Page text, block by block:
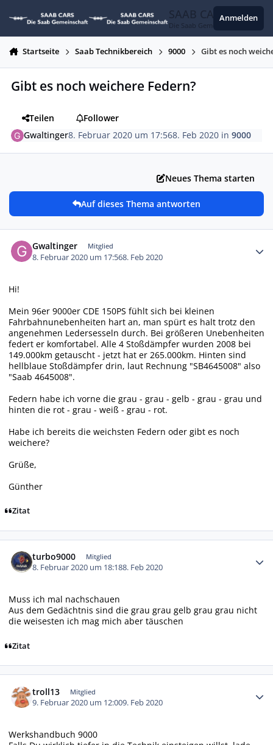
SAAB CARS
Die Saab Gemeinschaft
Anmelden
Startseite Saab Technikbereich 9000 Gibt es noch
Gibt es noch weichere Federn?
Teilen
Follower
Gwaltinger8. Februar 2020 um 17:568. Feb 2020 in9000
Neues Thema starten
Auf dieses Thema antworten
Gwaltinger Mitglied
8. Februar 2020 um 17:568. Feb 2020
Hi!
Mein 96er 9000er CDE 150PS fühlt sich bei kleinen
Fahrbahnunebenheiten hart an, man spürt es halt trotz den
angenehmen Ledersesseln durch. Bei größeren Unebenheiten
federt er komfortabel. Alle 4 Stoßdämpfer wurden 2008 bei
149.000km getauscht - jetzt hat er 265.000km. Hinten sind
hellblaue Stoßdämpfer drin, laut Rechnung "SB4645008" also
"Saab 4645008".
Federn habe ich vorne die grau - grau - gelb - grau - grau und
hinten die rot - grau - weiß - grau - rot.
Habe ich bereits die weichsten Federn oder gibt es noch
weichere?
Grüße,
Günther
Zitat
turbo9000 Mitglied
8. Februar 2020 um 18:188. Feb 2020
Muss ich mal nachschauen
Aus dem Gedächtnis sind die grau grau gelb grau grau nicht
die weisesten ich mag mich aber täuschen
Zitat
troll13 Mitglied
9. Februar 2020 um 12:009. Feb 2020
Werkshandbuch 9000